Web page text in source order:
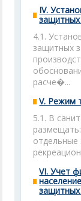
IV.
4.1.
защитных
расче�...
V. Режим
5.1. В
VI. Учет